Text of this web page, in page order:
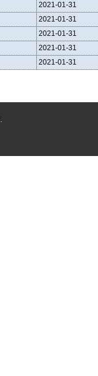
2021-01-31
2021-01-31
2021-01-31
2021-01-31
2021-01-31